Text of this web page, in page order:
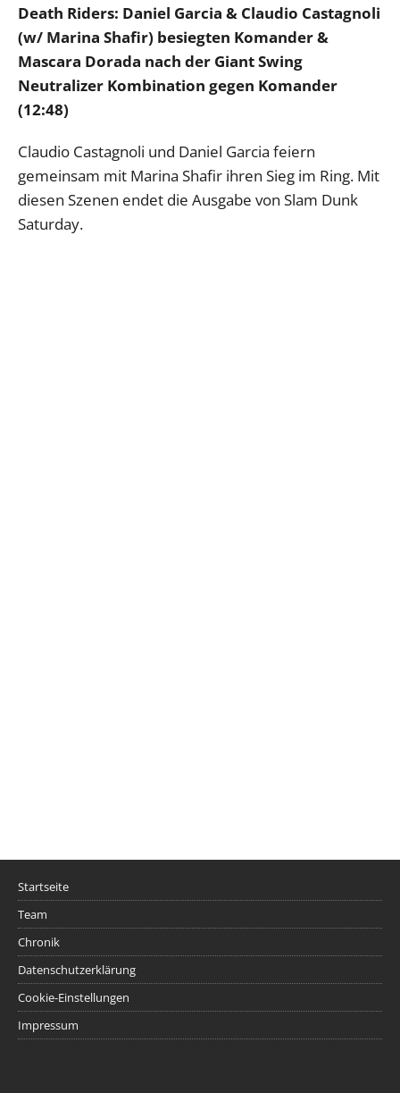
Death Riders: Daniel Garcia & Claudio Castagnoli
(w/ Marina Shafir) besiegten Komander &
Mascara Dorada nach der Giant Swing
Neutralizer Kombination gegen Komander
(12:48)
Claudio Castagnoli und Daniel Garcia feiern
gemeinsam mit Marina Shafir ihren Sieg im Ring. Mit
diesen Szenen endet die Ausgabe von Slam Dunk
Saturday.
Startseite
Team
Chronik
Datenschutzerklärung
Cookie-Einstellungen
Impressum